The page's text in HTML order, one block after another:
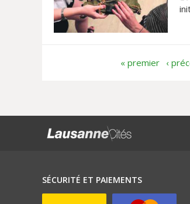
« premier ‹
SÉCURITÉ ET PAIEMENTS